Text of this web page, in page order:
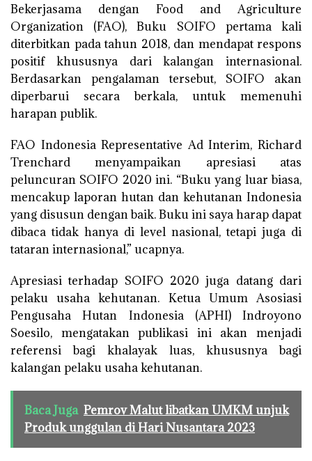
Bekerjasama dengan Food and Agriculture
Organization (FAO), Buku SOIFO pertama kali
diterbitkan pada tahun 2018, dan mendapat respons
positif khususnya dari kalangan internasional.
Berdasarkan pengalaman tersebut, SOIFO akan
diperbarui secara berkala, untuk memenuhi
harapan publik.
FAO Indonesia Representative Ad Interim, Richard
Trenchard menyampaikan apresiasi atas
peluncuran SOIFO 2020 ini. “Buku yang luar biasa,
mencakup laporan hutan dan kehutanan Indonesia
yang disusun dengan baik. Buku ini saya harap dapat
dibaca tidak hanya di level nasional, tetapi juga di
tataran internasional,” ucapnya.
Apresiasi terhadap SOIFO 2020 juga datang dari
pelaku usaha kehutanan. Ketua Umum Asosiasi
Pengusaha Hutan Indonesia (APHI) Indroyono
Soesilo, mengatakan publikasi ini akan menjadi
referensi bagi khalayak luas, khususnya bagi
kalangan pelaku usaha kehutanan.
Baca Juga Pemrov Malut libatkan UMKM unjuk
Produk unggulan di Hari Nusantara 2023